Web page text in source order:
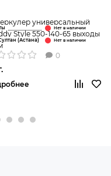
универсальный
Style 550-140-65 выходы
(Астана)
0